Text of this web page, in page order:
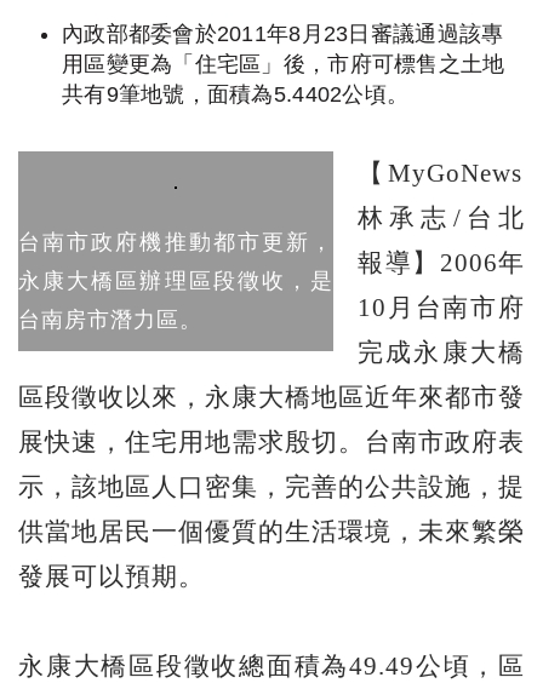
內政部都委會於2011年8月23日審議通過該專
用區變更為「住宅區」後，市府可標售之土地
共有9筆地號，面積為5.4402公頃。
台南市政府機推動都市更新，
永康大橋區辦理區段徵收，是
台南房市潛力區。
【MyGoNews
林承志/台北
報導】2006年
10月台南市府
完成永康大橋
區段徵收以來，永康大橋地區近年來都市發
展快速，住宅用地需求殷切。台南市政府表
示，該地區人口密集，完善的公共設施，提
供當地居民一個優質的生活環境，未來繁榮
發展可以預期。
永康大橋區段徵收總面積為49.49公頃，區